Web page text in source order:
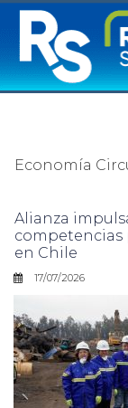
Economía
Alianza
competencias
en Chile
17/07/2026